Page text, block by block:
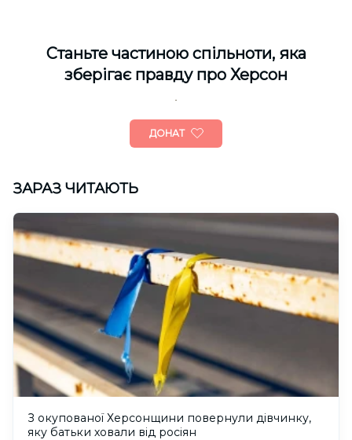
Cтаньте частиною спільноти, яка
зберігає правду про Херсон
ДОНАТ
ЗАРАЗ ЧИТАЮТЬ
З окупованої Херсонщини повернули дівчинку,
яку батьки ховали від росіян